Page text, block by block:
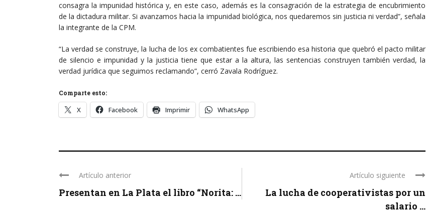
consagra la impunidad histórica y, en este caso, además es la consagración de la estrategia de encubrimiento
de la dictadura militar. Si avanzamos hacia la impunidad biológica, nos quedaremos sin justicia ni verdad”, señala
la integrante de la CPM.
“La verdad se construye, la lucha de los ex combatientes fue escribiendo esa historia que quebró el pacto militar
de silencio e impunidad y la justicia tiene que estar a la altura, las sentencias construyen también verdad, la
verdad jurídica que seguimos reclamando”, cerró Zavala Rodríguez.
Comparte esto:
X Facebook Imprimir WhatsApp
Artículo anterior
Presentan en La Plata el libro “Norita: ...
Artículo siguiente
La lucha de cooperativistas por un
salario ...